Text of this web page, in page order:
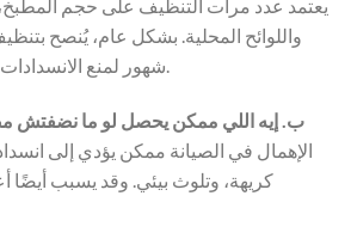
يعتمد عدد مرات التنظيف على حجم المطبخ،
شهور لمنع الانسدادات والحفاظ على الكفاءة.
ب. إيه اللي ممكن يحصل لو ما نضفتش
الإهمال في الصيانة ممكن يؤدي إلى
كريهة، وتلوث بيئي. وقد يسبب